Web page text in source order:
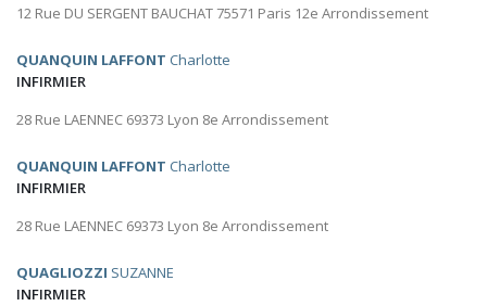
12 Rue DU SERGENT BAUCHAT 75571 Paris 12e Arrondissement
QUANQUIN LAFFONT Charlotte
INFIRMIER
28 Rue LAENNEC 69373 Lyon 8e Arrondissement
QUANQUIN LAFFONT Charlotte
INFIRMIER
28 Rue LAENNEC 69373 Lyon 8e Arrondissement
QUAGLIOZZI SUZANNE
INFIRMIER